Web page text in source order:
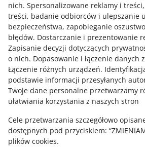
nich. Spersonalizowane reklamy i
treści, badanie odbiorców i ulepszanie
bezpieczeństwa, zapobieganie
błędów. Dostarczanie i prezentowanie
Zapisanie decyzji dotyczących
o nich. Dopasowanie i łączenie danych
Łączenie różnych urządzeń.
podstawie informacji przesyłanych
Twoje dane personalne przetwarzamy
ułatwiania korzystania z naszych stron
Cele przetwarzania szczegółowo
dostępnych pod przyciskiem:
plików cookies.
Skontaktuj się z nami
Zapytaj społeczność
Zajrzyj na Allegro Gadane